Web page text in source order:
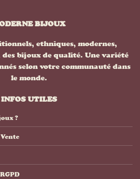
BIJOUX
ethniques, modernes,
bijoux de qualité. Une variété
selon votre communauté dans
le monde.
INFOS UTILES
?